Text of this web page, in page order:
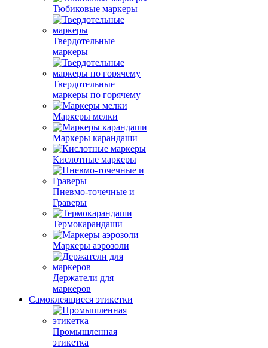
Тюбиковые маркеры
Твердотельные
маркеры
Твердотельные
маркеры по горячему
Маркеры мелки
Маркеры карандаши
Кислотные маркеры
Пневмо-точечные и
Граверы
Термокарандаши
Маркеры аэрозоли
Держатели для
маркеров
Самоклеящиеся этикетки
Промышленная
этикетка